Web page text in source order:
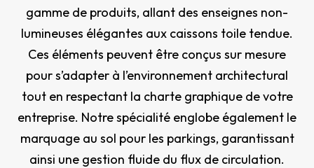
gamme de produits, allant des enseignes non-
lumineuses élégantes aux caissons toile tendue.
Ces éléments peuvent être conçus sur mesure
pour s’adapter à l’environnement architectural
tout en respectant la charte graphique de votre
entreprise. Notre spécialité englobe également le
marquage au sol pour les parkings, garantissant
ainsi une gestion fluide du flux de circulation.